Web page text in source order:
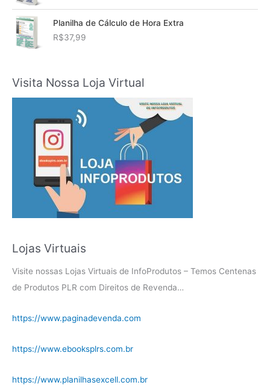
Planilha de Cálculo de Hora Extra
R$37,99
Visita Nossa Loja Virtual
Lojas Virtuais
Visite nossas Lojas Virtuais de InfoProdutos – Temos Centenas
de Produtos PLR com Direitos de Revenda…
https://www.paginadevenda.com
https://www.ebooksplrs.com.br
https://www.planilhasexcell.com.br